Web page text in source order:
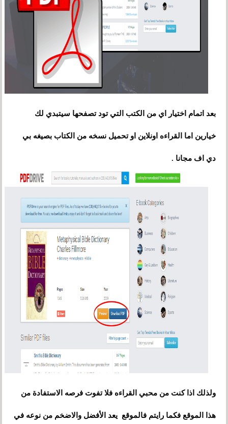
بعد اتمام اختيار اي من الكتب التي تود تصفحها سيتبدي لك
خيارين اما القراءه اونلاين او تحميل نسخه من الكتاب بصيغه بي
دي اف مجانا .
ولذلك اذا كنت من محبي القراءه فلا تفوت فرصه الاستفادة من
هذا الموقع فكما رايتم فالموقع يعد الأفضل والاضخم من نوعه في